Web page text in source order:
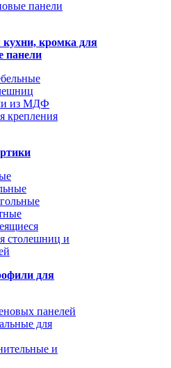
кромка для
панели
из МДФ
крепления
столешниц и
для
панелей
для
и